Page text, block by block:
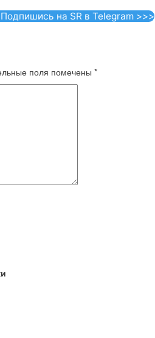
Подпишись на SR в Telegram >>>
поля помечены *